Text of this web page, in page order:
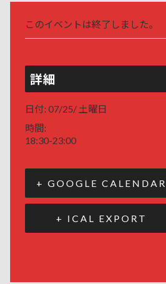
このイベントは終了しました。
詳細
日付: 07/25/ 土曜日
時間:
18:30-23:00
+ GOOGLE CALENDAR
+ ICAL EXPORT